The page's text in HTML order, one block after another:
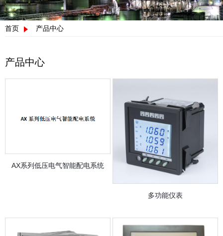
首页 产品中心
产品中心
AX系列低压电气智能配电系统
多功能仪表